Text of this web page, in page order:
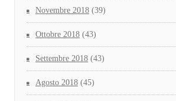
Novembre 2018 (39)
Ottobre 2018 (43)
Settembre 2018 (43)
Agosto 2018 (45)